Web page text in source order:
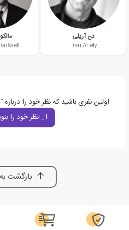
دن آریلی
Dan Ariely
اولین نفری باشید که نظر خود را
نظر خود را
بازگشت به